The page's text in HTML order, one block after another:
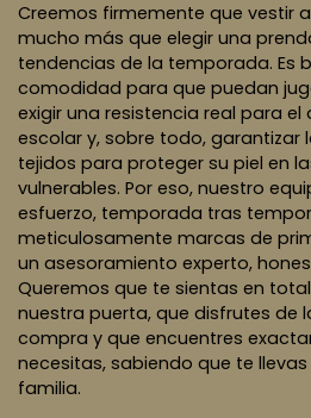
Creemos firmemente que vestir
mucho más que elegir una
tendencias de la temporada. Es
comodidad para que puedan
exigir una resistencia real para
escolar y, sobre todo, garantizar
tejidos para proteger su piel en
vulnerables. Por eso, nuestro
esfuerzo, temporada tras
meticulosamente marcas de
un asesoramiento experto,
Queremos que te sientas en
nuestra puerta, que disfrutes de
compra y que encuentres
necesitas, sabiendo que te
familia.